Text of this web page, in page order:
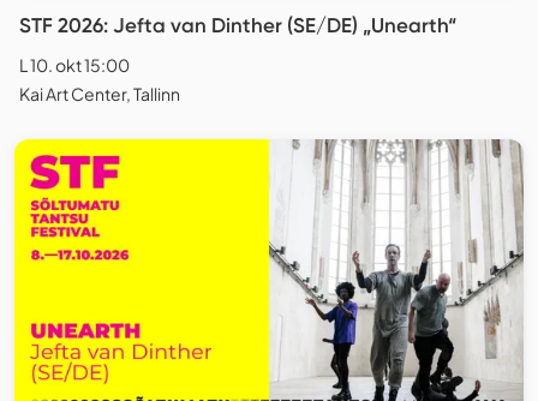
STF 2026: Jefta van Dinther (SE/DE) „Unearth“
L 10. okt 15:00
Kai Art Center, Tallinn